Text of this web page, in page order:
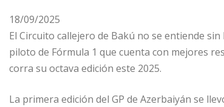
18/09/2025
El Circuito callejero de Bakú no se entiende sin
piloto de Fórmula 1 que cuenta con mejores
corra su octava edición este 2025.
La primera edición del GP de Azerbaiyán se